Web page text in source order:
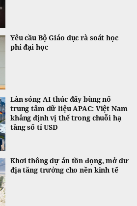
Yêu cầu Bộ Giáo dục rà soát học
phí đại học
Làn sóng AI thúc đẩy bùng nổ
trung tâm dữ liệu APAC: Việt Nam
khẳng định vị thế trong chuỗi hạ
tầng số tỉ USD
Khơi thông dự án tồn đọng, mở dư
địa tăng trưởng cho nền kinh tế